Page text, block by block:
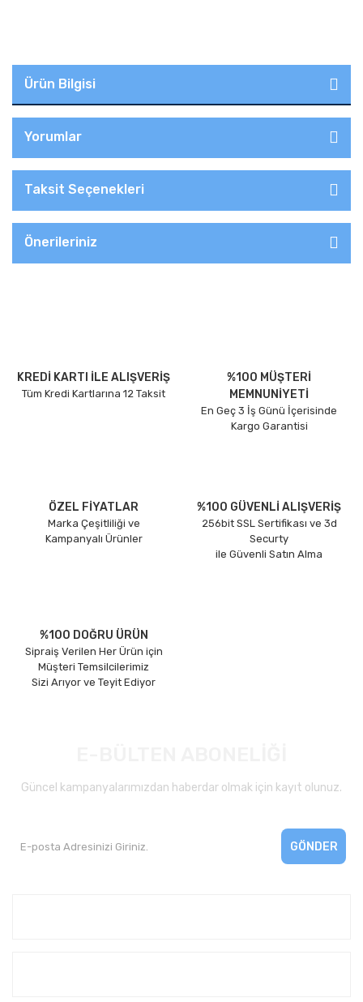
Ürün Bilgisi
Yorumlar
Taksit Seçenekleri
Önerileriniz
KREDİ KARTI İLE ALIŞVERİŞ
Tüm Kredi Kartlarına 12 Taksit
%100 MÜŞTERİ
MEMNUNİYETİ
En Geç 3 İş Günü İçerisinde
Kargo Garantisi
ÖZEL FİYATLAR
Marka Çeşitliliği ve
Kampanyalı Ürünler
%100 GÜVENLİ ALIŞVERİŞ
256bit SSL Sertifikası ve 3d
Securty
ile Güvenli Satın Alma
%100 DOĞRU ÜRÜN
Sipraiş Verilen Her Ürün için
Müşteri Temsilcilerimiz
Sizi Arıyor ve Teyit Ediyor
Güncel kampanyalarımızdan haberdar olmak için kayıt olunuz.
GÖNDER